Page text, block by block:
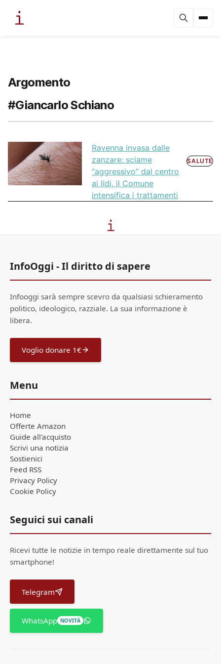
Argomento
#Giancarlo Schiano
Ravenna invasa dalle
zanzare: sciame
“aggressivo” dal centro
ai lidi, il Comune
intensifica i trattamenti
SALUTE
InfoOggi - Il diritto di sapere
Infooggi sarà sempre scevro da qualsiasi schieramento
politico, ideologico, razziale. La sua informazione è
libera.
Voglio donare 1€
Menu
Home
Offerte Amazon
Guide all'acquisto
Scrivi una notizia
Sostienici
Feed RSS
Privacy Policy
Cookie Policy
Seguici sui canali
Ricevi tutte le notizie in tempo reale direttamente sul tuo
smartphone!
Telegram
WhatsApp NOVITÀ